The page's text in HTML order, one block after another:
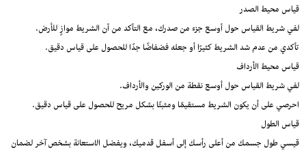
قياس محيط الصدر
لفي شريط القياس حول أوسع جزء من صدرك، مع التأكد من أن الشريط موازٍ للأرض.
تأكدي من عدم شد الشريط كثيرًا أو جعله فضفاضًا جدًا للحصول على قياس دقيق.
قياس محيط الأرداف
لفي شريط القياس حول أوسع نقطة من الوركين والأرداف.
احرصي على أن يكون الشريط مستقيمًا ومثبتًا بشكل مريح للحصول على قياس دقيق.
قياس الطول
قيسي طول جسمك من أعلى رأسك إلى أسفل قدميك، ويفضل الاستعانة بشخص آخر لضمان